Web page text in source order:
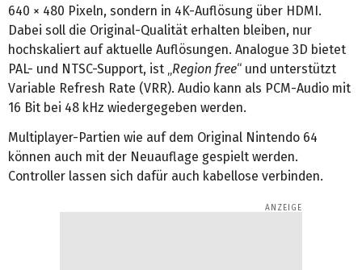
640 × 480 Pixeln, sondern in 4K-Auflösung über HDMI.
Dabei soll die Original-Qualität erhalten bleiben, nur
hochskaliert auf aktuelle Auflösungen. Analogue 3D bietet
PAL- und NTSC-Support, ist „Region free“ und unterstützt
Variable Refresh Rate (VRR). Audio kann als PCM-Audio mit
16 Bit bei 48 kHz wiedergegeben werden.
Multiplayer-Partien wie auf dem Original Nintendo 64
können auch mit der Neuauflage gespielt werden.
Controller lassen sich dafür auch kabellose verbinden.